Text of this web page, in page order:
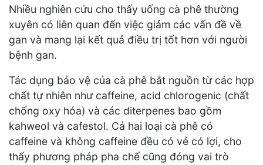
Nhiều nghiên cứu cho thấy uống cà phê thường
xuyên có liên quan đến việc giảm các vấn đề về
gan và mang lại kết quả điều trị tốt hơn với người
bệnh gan.
Tác dụng bảo vệ của cà phê bắt nguồn từ các hợp
chất tự nhiên như caffeine, acid chlorogenic (chất
chống oxy hóa) và các diterpenes bao gồm
kahweol và cafestol. Cả hai loại cà phê có
caffeine và không caffeine đều có vẻ có lợi, cho
thấy phương pháp pha chế cũng đóng vai trò